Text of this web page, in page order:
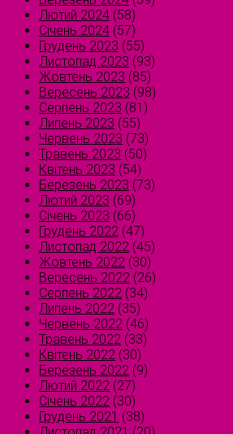
Лютий 2024 (58)
Січень 2024 (57)
Грудень 2023 (55)
Листопад 2023 (93)
Жовтень 2023 (85)
Вересень 2023 (98)
Серпень 2023 (81)
Липень 2023 (55)
Червень 2023 (73)
Травень 2023 (50)
Квітень 2023 (54)
Березень 2023 (73)
Лютий 2023 (69)
Січень 2023 (66)
Грудень 2022 (47)
Листопад 2022 (45)
Жовтень 2022 (30)
Вересень 2022 (26)
Серпень 2022 (34)
Липень 2022 (35)
Червень 2022 (46)
Травень 2022 (33)
Квітень 2022 (30)
Березень 2022 (9)
Лютий 2022 (27)
Січень 2022 (30)
Грудень 2021 (38)